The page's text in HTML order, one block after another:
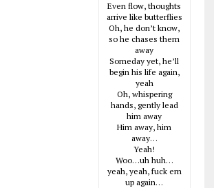
Even flow, thoughts
arrive like butterflies
Oh, he don’t know,
so he chases them
away
Someday yet, he’ll
begin his life again,
yeah
Oh, whispering
hands, gently lead
him away
Him away, him
away…
Yeah!
Woo…uh huh…
yeah, yeah, fuck em
up again…